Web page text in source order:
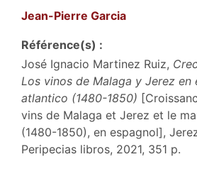
Jean-Pierre Garcia
Référence(s) :
José Ignacio Martinez Ruiz,
Los vinos de Malaga y Jerez en
atlantico (1480-1850)
vins de Malaga et Jerez et le
(1480-1850), en espagnol],
Peripecias libros, 2021, 351 p.